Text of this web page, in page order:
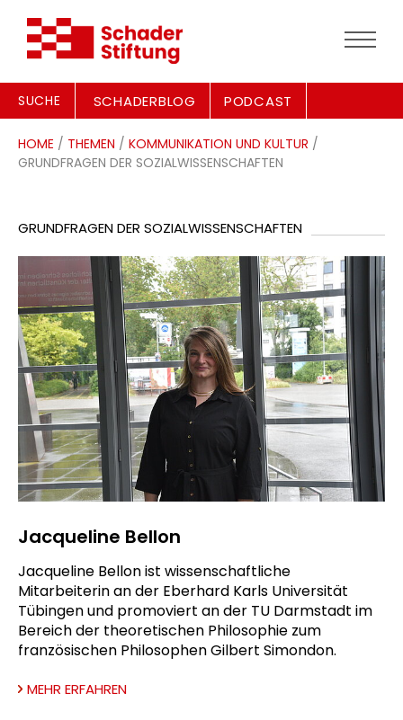
SUCHE SCHADERBLOG PODCAST
HOME / THEMEN / KOMMUNIKATION UND KULTUR /
GRUNDFRAGEN DER SOZIALWISSENSCHAFTEN
GRUNDFRAGEN DER SOZIALWISSENSCHAFTEN
Jacqueline Bellon
Jacqueline Bellon ist wissenschaftliche
Mitarbeiterin an der Eberhard Karls Universität
Tübingen und promoviert an der TU Darmstadt im
Bereich der theoretischen Philosophie zum
französischen Philosophen Gilbert Simondon.
MEHR ERFAHREN